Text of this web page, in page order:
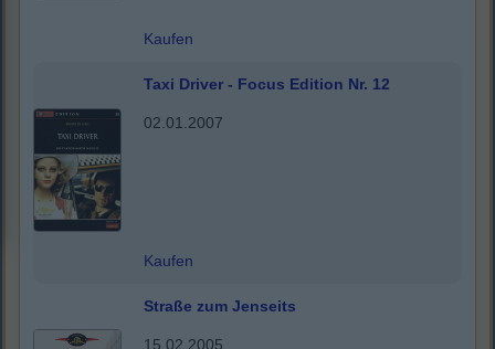
Kaufen
Taxi Driver - Focus Edition Nr. 12
02.01.2007
Kaufen
Straße zum Jenseits
15.02.2005